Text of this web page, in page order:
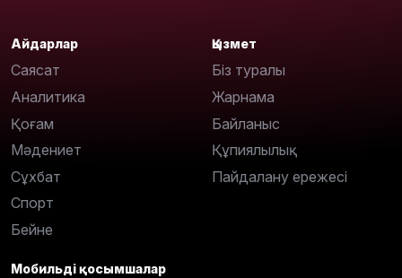
Айдарлар
Саясат
Аналитика
Қоғам
Мәдениет
Сұхбат
Спорт
Бейне
Қызмет
Біз туралы
Жарнама
Байланыс
Құпиялылық
Пайдалану ережесі
Мобильді қосымшалар